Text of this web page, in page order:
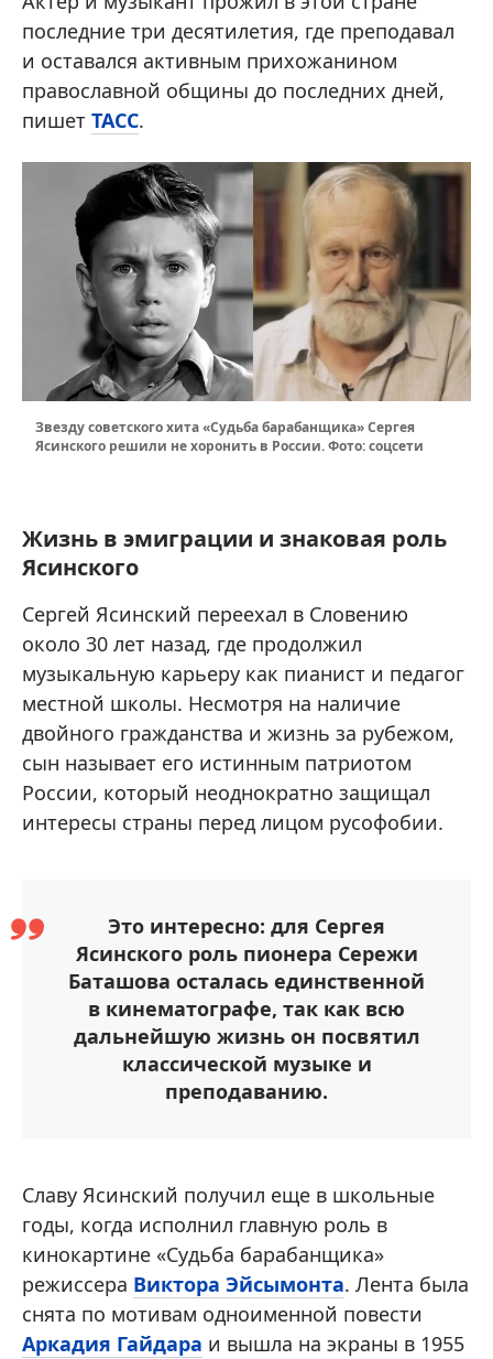
последние три десятилетия, где преподавал
и оставался активным прихожанином
православной общины до последних дней,
пишет ТАСС.
Звезду советского хита «Судьба барабанщика» Сергея
Ясинского решили не хоронить в России. Фото: соцсети
Жизнь в эмиграции и знаковая роль
Ясинского
Сергей Ясинский переехал в Словению
около 30 лет назад, где продолжил
музыкальную карьеру как пианист и педагог
местной школы. Несмотря на наличие
двойного гражданства и жизнь за рубежом,
сын называет его истинным патриотом
России, который неоднократно защищал
интересы страны перед лицом русофобии.
Это интересно: для Сергея
Ясинского роль пионера Сережи
Баташова осталась единственной
в кинематографе, так как всю
дальнейшую жизнь он посвятил
классической музыке и
преподаванию.
Славу Ясинский получил еще в школьные
годы, когда исполнил главную роль в
кинокартине «Судьба барабанщика»
режиссера Виктора Эйсымонта. Лента была
снята по мотивам одноименной повести
Аркадия Гайдара и вышла на экраны в 1955